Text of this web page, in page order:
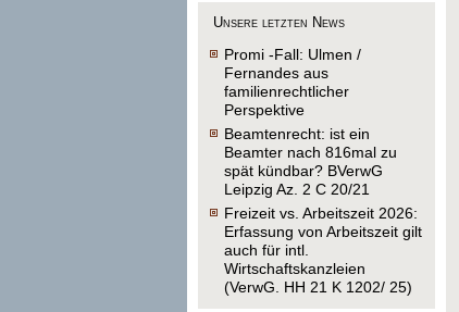
Unsere letzten News
Promi -Fall: Ulmen /
Fernandes aus
familienrechtlicher
Perspektive
Beamtenrecht: ist ein
Beamter nach 816mal zu
spät kündbar? BVerwG
Leipzig Az. 2 C 20/21
Freizeit vs. Arbeitszeit 2026:
Erfassung von Arbeitszeit gilt
auch für intl.
Wirtschaftskanzleien
(VerwG. HH 21 K 1202/ 25)